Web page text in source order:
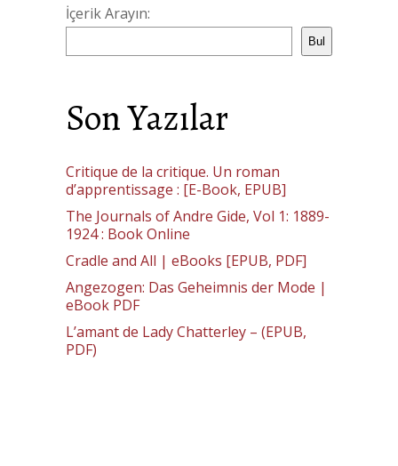
İçerik Arayın:
Bul
Son Yazılar
Critique de la critique. Un roman
d’apprentissage : [E-Book, EPUB]
The Journals of Andre Gide, Vol 1: 1889-
1924 : Book Online
Cradle and All | eBooks [EPUB, PDF]
Angezogen: Das Geheimnis der Mode |
eBook PDF
L’amant de Lady Chatterley – (EPUB,
PDF)